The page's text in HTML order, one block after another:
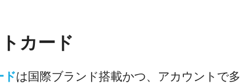
カード
ドは国際ブランド搭載かつ、アカウントで多